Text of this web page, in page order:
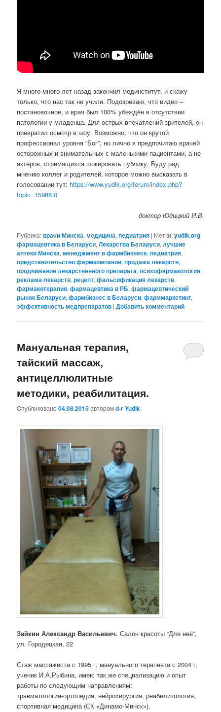
Я много-много лет назад закончил мединститут, и скажу
только, что нас так не учили. Подозреваю, что видео –
постановочное, и врач был 100% убеждён в отсутствии
патологии у младенца. Для острых впечатлений зрителей, он
превратил осмотр в шоу. Возможно, что он крутой
профессионал уровня “Бог”, но лично я предпочитаю врачей
осторожных и внимательных с маленькими пациентами, а не
актёров, стремящихся шокировать публику. Буду рад
мнению коллег и родителей, которое можно высказать в
голосовании тут: https://www.yudik.org/forum/index.php?
topic=15986.0
доктор Юдицкий И.В.
Рубрика:врачи Минска,медицина,педиатрия | Метки:yudik.org
фармацевтика в Беларуси,Лекарства Беларуси,лучшие
аптеки Минска,менеджмент в фармбизнесе,педиатрия,
представительство фармкомпании,продажа лекарств,
продвижение лекарственного препарата,психофармакология,
реклама лекарств,рецепт,фальсификация лекарств,
фармакотерапия,фармацевтика в РБ,фармацевтический
рынок Беларуси,фармбизнес в Беларуси,фарммаркетинг,
эффективность медпрепаратов |Добавить комментарий
Мануальная терапия,
тайский массаж,
антицеллюлитные
методики, реабилитация.
Опубликовано04.08.2015авторомd-r Yudik
Зайкин Александр Васильевич. Салон красоты “Для неё”,
ул. Городецкая, 22
Стаж массажиста с 1995 г, мануального терапевта с 2004 г,
ученик И.А.Рыбина, имею так же специализацию и опыт
работы по следующим направлениям:
травматология-ортопедия, нейрохирургия, реабилитология,
спортивная медицина (СК «Динамо-Минск»).